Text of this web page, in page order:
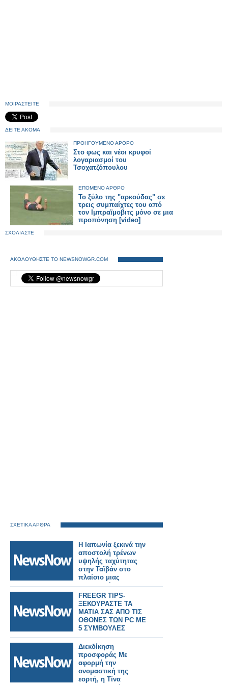
ΜΟΙΡΑΣΤΕΙΤΕ
ΔΕΙΤΕ ΑΚΟΜΑ
ΠΡΟΗΓΟΥΜΕΝΟ ΑΡΘΡΟ
Στο φως και νέοι κρυφοί
λογαριασμοί του
Τσοχατζόπουλου
ΕΠΟΜΕΝΟ ΑΡΘΡΟ
To ξύλο της "αρκούδας" σε
τρεις συμπαίχτες του από
τον Ιμπραϊμοβιτς μόνο σε μια
προπόνηση [video]
ΣΧΟΛΙΑΣΤΕ
ΑΚΟΛΟΥΘΗΣΤΕ ΤΟ NEWSNOWGR.COM
ΣΧΕΤΙΚΑ ΑΡΘΡΑ
Η Ιαπωνία ξεκινά την
αποστολή τρένων
υψηλής ταχύτητας
στην Ταϊβάν στο
πλαίσιο μιας
σημαντικής
σιδηροδρομικής
παραγγελίας.
FREEGR TIPS-
ΞΕΚΟΥΡΑΣΤΕ ΤΑ
ΜΑΤΙΑ ΣΑΣ ΑΠΟ ΤΙΣ
ΟΘΟΝΕΣ ΤΩΝ PC ME
5 ΣΥΜΒΟΥΛΕΣ
Διεκδίκηση
προσφοράς Με
αφορμή την
ονομαστική της
εορτή, η Τίνα